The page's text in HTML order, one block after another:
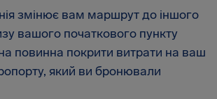
змінює вам маршрут до іншого
вашого початкового пункту
повинна покрити витрати на ваш
який ви бронювали